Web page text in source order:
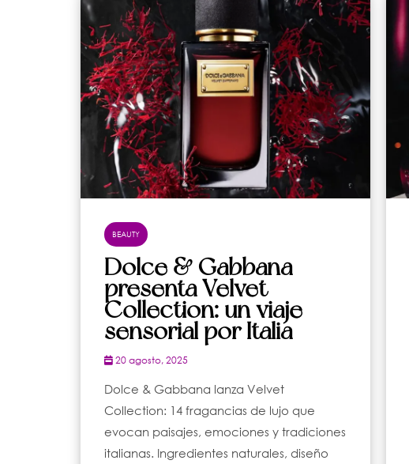
BEAUTY
Dolce & Gabbana
presenta Velvet
Collection: un viaje
sensorial por Italia
20 agosto, 2025
Dolce & Gabbana lanza Velvet
Collection: 14 fragancias de lujo que
evocan paisajes, emociones y tradiciones
italianas. Ingredientes naturales, diseño